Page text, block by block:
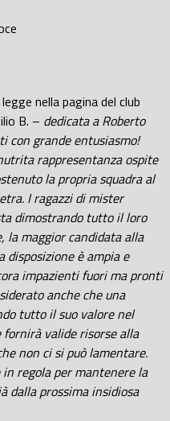
nella pagina del club
B. – dedicata a Roberto
con grande entusiasmo!
rappresentanza ospite
la propria squadra al
I ragazzi di mister
dimostrando tutto il loro
la maggior candidata alla
disposizione è ampia e
impazienti fuori ma pronti
anche che una
tutto il suo valore nel
valide risorse alla
non ci si può lamentare.
regola per mantenere la
dalla prossima insidiosa